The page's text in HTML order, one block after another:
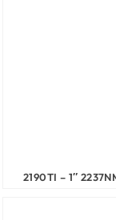
2190TI – 1″